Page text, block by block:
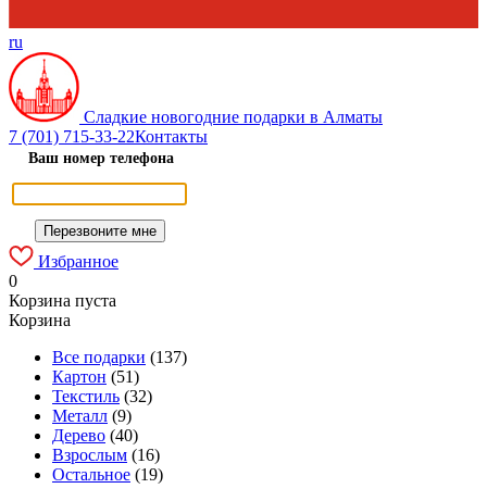
ru
Сладкие новогодние подарки в Алматы
7 (701) 715-33-22Контакты
Ваш номер телефона
Избранное
0
Корзина пуста
Корзина
Все подарки (137)
Картон (51)
Текстиль (32)
Металл (9)
Дерево (40)
Взрослым (16)
Остальное (19)